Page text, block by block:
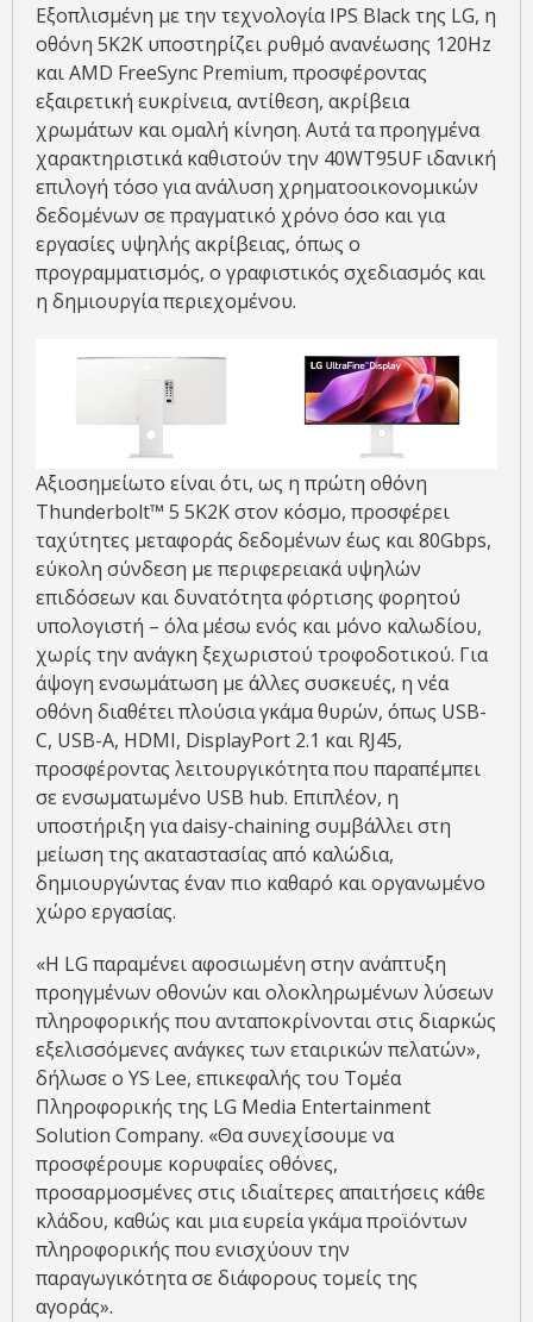
Εξοπλισμένη με την τεχνολογία IPS Black της LG, η
οθόνη 5K2K υποστηρίζει ρυθμό ανανέωσης 120Hz
και AMD FreeSync Premium, προσφέροντας
εξαιρετική ευκρίνεια, αντίθεση, ακρίβεια
χρωμάτων και ομαλή κίνηση. Αυτά τα προηγμένα
χαρακτηριστικά καθιστούν την 40WT95UF ιδανική
επιλογή τόσο για ανάλυση χρηματοοικονομικών
δεδομένων σε πραγματικό χρόνο όσο και για
εργασίες υψηλής ακρίβειας, όπως ο
προγραμματισμός, ο γραφιστικός σχεδιασμός και
η δημιουργία περιεχομένου.
Αξιοσημείωτο είναι ότι, ως η πρώτη οθόνη
Thunderbolt™ 5 5K2K στον κόσμο, προσφέρει
ταχύτητες μεταφοράς δεδομένων έως και 80Gbps,
εύκολη σύνδεση με περιφερειακά υψηλών
επιδόσεων και δυνατότητα φόρτισης φορητού
υπολογιστή – όλα μέσω ενός και μόνο καλωδίου,
χωρίς την ανάγκη ξεχωριστού τροφοδοτικού. Για
άψογη ενσωμάτωση με άλλες συσκευές, η νέα
οθόνη διαθέτει πλούσια γκάμα θυρών, όπως USB-
C, USB-A, HDMI, DisplayPort 2.1 και RJ45,
προσφέροντας λειτουργικότητα που παραπέμπει
σε ενσωματωμένο USB hub. Επιπλέον, η
υποστήριξη για daisy-chaining συμβάλλει στη
μείωση της ακαταστασίας από καλώδια,
δημιουργώντας έναν πιο καθαρό και οργανωμένο
χώρο εργασίας.
«Η LG παραμένει αφοσιωμένη στην ανάπτυξη
προηγμένων οθονών και ολοκληρωμένων λύσεων
πληροφορικής που ανταποκρίνονται στις διαρκώς
εξελισσόμενες ανάγκες των εταιρικών πελατών»,
δήλωσε ο YS Lee, επικεφαλής του Τομέα
Πληροφορικής της LG Media Entertainment
Solution Company. «Θα συνεχίσουμε να
προσφέρουμε κορυφαίες οθόνες,
προσαρμοσμένες στις ιδιαίτερες απαιτήσεις κάθε
κλάδου, καθώς και μια ευρεία γκάμα προϊόντων
πληροφορικής που ενισχύουν την
παραγωγικότητα σε διάφορους τομείς της
αγοράς».